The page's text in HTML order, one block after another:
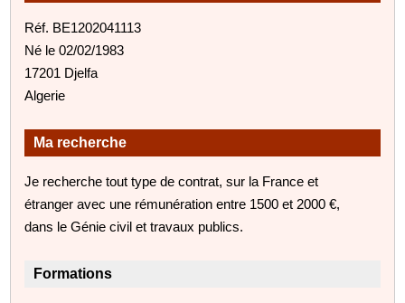
Réf. BE1202041113
Né le 02/02/1983
17201 Djelfa
Algerie
Ma recherche
Je recherche tout type de contrat, sur la France et
étranger avec une rémunération entre 1500 et 2000 €,
dans le Génie civil et travaux publics.
Formations